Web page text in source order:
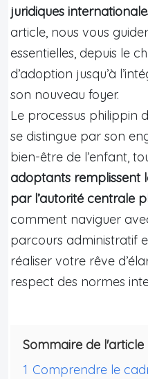
juridiques
article, nous vous
essentielles, depuis le
d’adoption jusqu’à
son nouveau foyer.
Le processus philippin
se distingue par son
bien-être de l’enfant,
adoptants remplissent
par l’autorité centrale
comment naviguer
parcours administratif
réaliser votre rêve
respect des normes
Sommaire de l'article
1 Comprendre le